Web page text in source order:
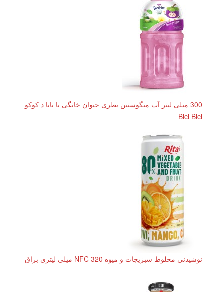
300 میلی لیتر آب منگوستین بطری حیوان خانگی با ناتا د کوکو
Bici Bici
نوشیدنی مخلوط سبزیجات و میوه NFC 320 میلی لیتری براق